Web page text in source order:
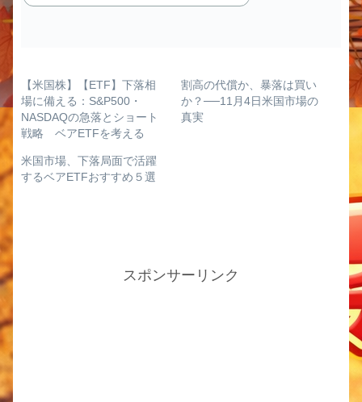
【米国株】【ETF】下落相
場に備える：S&P500・
NASDAQの急落とショート
戦略 ベアETFを考える
割高の代償か、暴落は買い
か？──11月4日米国市場の
真実
米国市場、下落局面で活躍
するベアETFおすすめ５選
スポンサーリンク